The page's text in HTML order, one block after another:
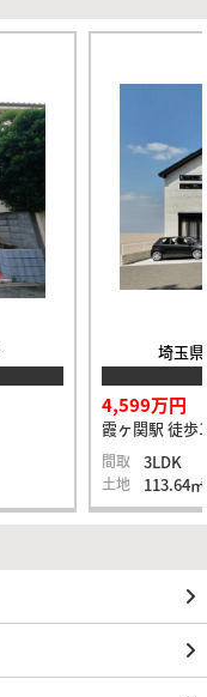
埼玉
4,599万円
霞ヶ関駅 徒歩
間取 3LDK
土地 113.64㎡